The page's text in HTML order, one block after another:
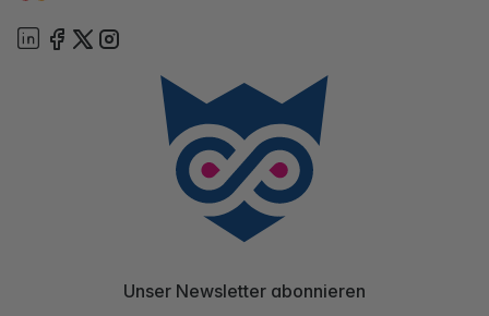
Unser Newsletter abonnieren